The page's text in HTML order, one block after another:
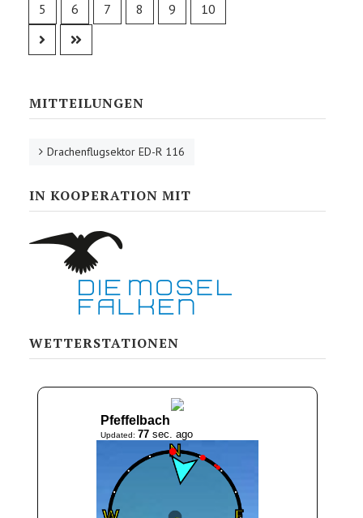
5
6 7 8 9 10
MITTEILUNGEN
Drachenflugsektor ED-R 116
IN KOOPERATION MIT
WETTERSTATIONEN